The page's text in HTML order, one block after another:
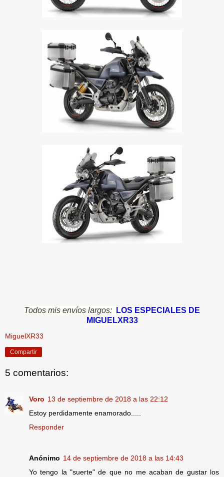
Todos mis envíos largos:
LOS ESPECIALES DE
MIGUELXR33
MiguelXR33
Compartir
5 comentarios:
Voro 13 de septiembre de 2018 a las 22:12
Estoy perdidamente enamorado.....
Responder
Anónimo 14 de septiembre de 2018 a las 14:43
Yo tengo la "suerte" de que no me acaban de gustar los